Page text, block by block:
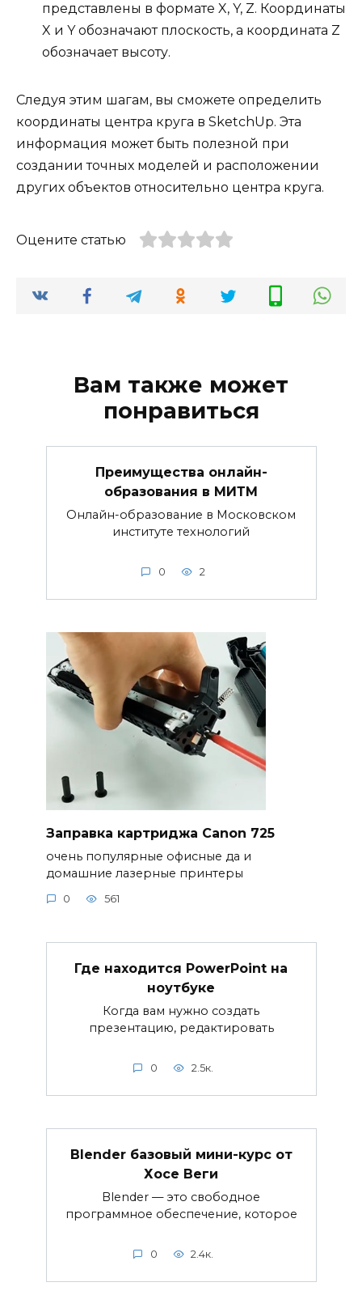
представлены в формате X, Y, Z. Координаты
X и Y обозначают плоскость, а координата Z
обозначает высоту.
Следуя этим шагам, вы сможете определить
координаты центра круга в SketchUp. Эта
информация может быть полезной при
создании точных моделей и расположении
других объектов относительно центра круга.
Оцените статью
Вам также может
понравиться
Преимущества онлайн-
образования в МИТМ
Онлайн-образование в Московском
институте технологий
0 2
Заправка картриджа Canon 725
очень популярные офисные да и
домашние лазерные принтеры
0 561
Где находится PowerPoint на
ноутбуке
Когда вам нужно создать
презентацию, редактировать
0 2.5к.
Blender базовый мини-курс от
Хосе Веги
Blender — это свободное
программное обеспечение, которое
0 2.4к.